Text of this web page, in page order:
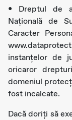
• Dreptul de
Națională de
Caracter
instanțelor de
oricaror
domeniul
fost incalcate.
Dacă doriți să